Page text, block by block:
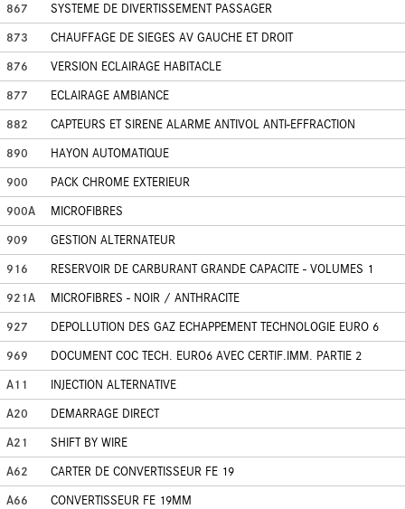
867
SYSTEME DE DIVERTISSEMENT PASSAGER
873
CHAUFFAGE DE SIEGES AV GAUCHE ET DROIT
876
VERSION ECLAIRAGE HABITACLE
877
ECLAIRAGE AMBIANCE
882
CAPTEURS ET SIRENE ALARME ANTIVOL ANTI-EFFRACTION
890
HAYON AUTOMATIQUE
900
PACK CHROME EXTERIEUR
900A
MICROFIBRES
909
GESTION ALTERNATEUR
916
RESERVOIR DE CARBURANT GRANDE CAPACITE - VOLUMES 1
921A
MICROFIBRES - NOIR / ANTHRACITE
927
DEPOLLUTION DES GAZ ECHAPPEMENT TECHNOLOGIE EURO 6
969
DOCUMENT COC TECH. EURO6 AVEC CERTIF.IMM. PARTIE 2
A11
INJECTION ALTERNATIVE
A20
DEMARRAGE DIRECT
A21
SHIFT BY WIRE
A62
CARTER DE CONVERTISSEUR FE 19
A66
CONVERTISSEUR FE 19MM